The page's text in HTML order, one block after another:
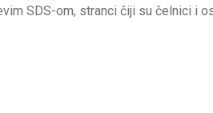
SDS-om, stranci čiji su čelnici i